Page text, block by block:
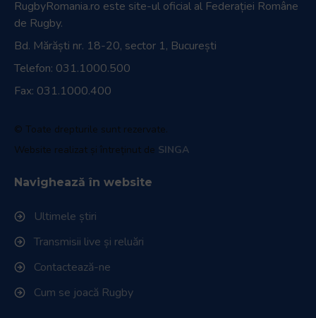
RugbyRomania.ro este site-ul oficial al Federației Române
de Rugby.
Bd. Mărăști nr. 18-20, sector 1, București
Telefon: 031.1000.500
Fax: 031.1000.400
© Toate drepturile sunt rezervate.
Website realizat și întreținut de SINGA
Navighează în website
Ultimele știri
Transmisii live și reluări
Contactează-ne
Cum se joacă Rugby